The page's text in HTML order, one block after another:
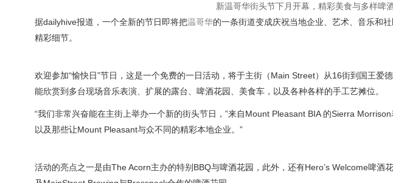
新温哥华街头节下月开幕，精彩美食与多样啤
据dailyhive报道，一个全新的节日即将把温哥华的一条街道变成庆祝当地企业、艺术、音乐和
精彩细节。
欢迎参加“愉快日”节日，这是一个免费的一日活动，将于主街（Main Street）从16街到国王爱
能欣赏到多台现场音乐表演、扩展的露台、啤酒花园、美食车，以及各种各样的手工艺摊位。
“我们非常兴奋能在主街上举办一个新的街头节日，”来自Mount Pleasant BIA 的Sierra
以及那些让Mount Pleasant与众不同的精彩本地企业。”
活动的亮点之一是由The Acorn主办的特别BBQ与啤酒花园，此外，还有Hero’s Welcome啤酒